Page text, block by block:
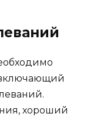
хороший